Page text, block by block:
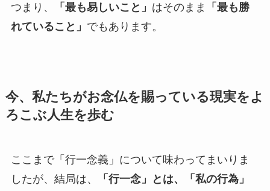
つまり、 「最も易しいこと」 はそのまま
「最も勝
れていること」 でもあります。
今、私たちがお念仏を賜っている現実をよ
ろこぶ人生を歩む
ここまで「行一念義」について味わってまいりま
したが、結局は、
「行一念」とは、「私の行為」